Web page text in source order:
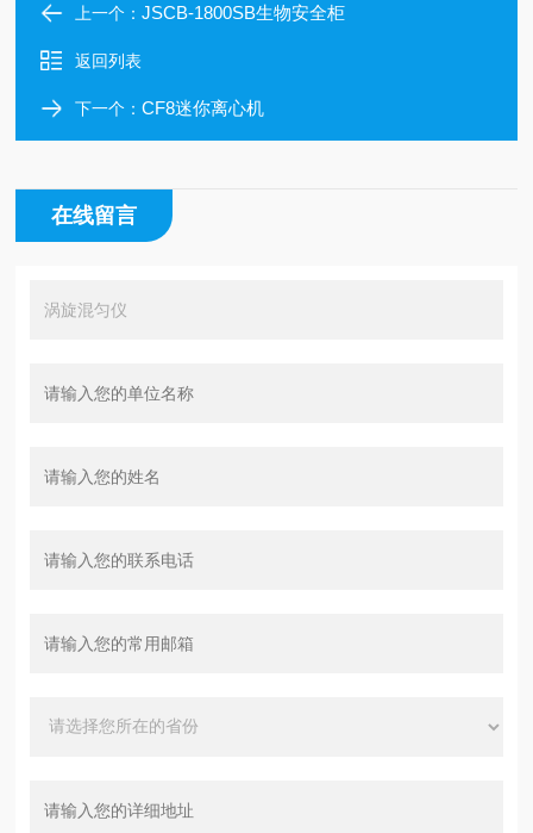
上一个：JSCB-1800SB生物安全柜
返回列表
下一个：CF8迷你离心机
在线留言